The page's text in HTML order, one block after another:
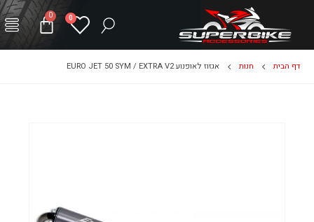
0
0
דף הבית חנות אגזוז לאופנוע EURO JET 50 SYM / EXTRA V2